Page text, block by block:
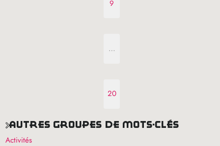
9
…
20
autres groupes de mots-clés
Activités